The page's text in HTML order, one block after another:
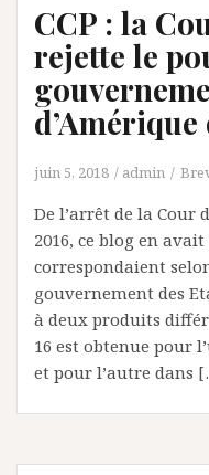
CCP : la
rejette le
juin 5, 2018 admin
De l’arrêt de la Cour
2016, ce blog en
correspondaient
gouvernement des
à deux produits
16 est obtenue pour
et pour l’autre dans